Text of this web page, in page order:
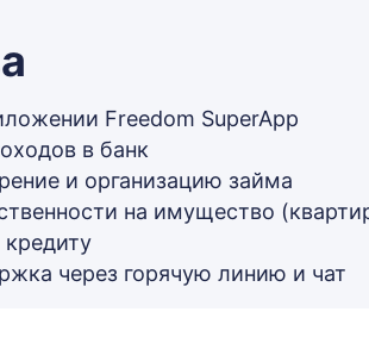
Freedom SuperApp
в банк
и организацию займа
на имущество
через горячую линию и чат